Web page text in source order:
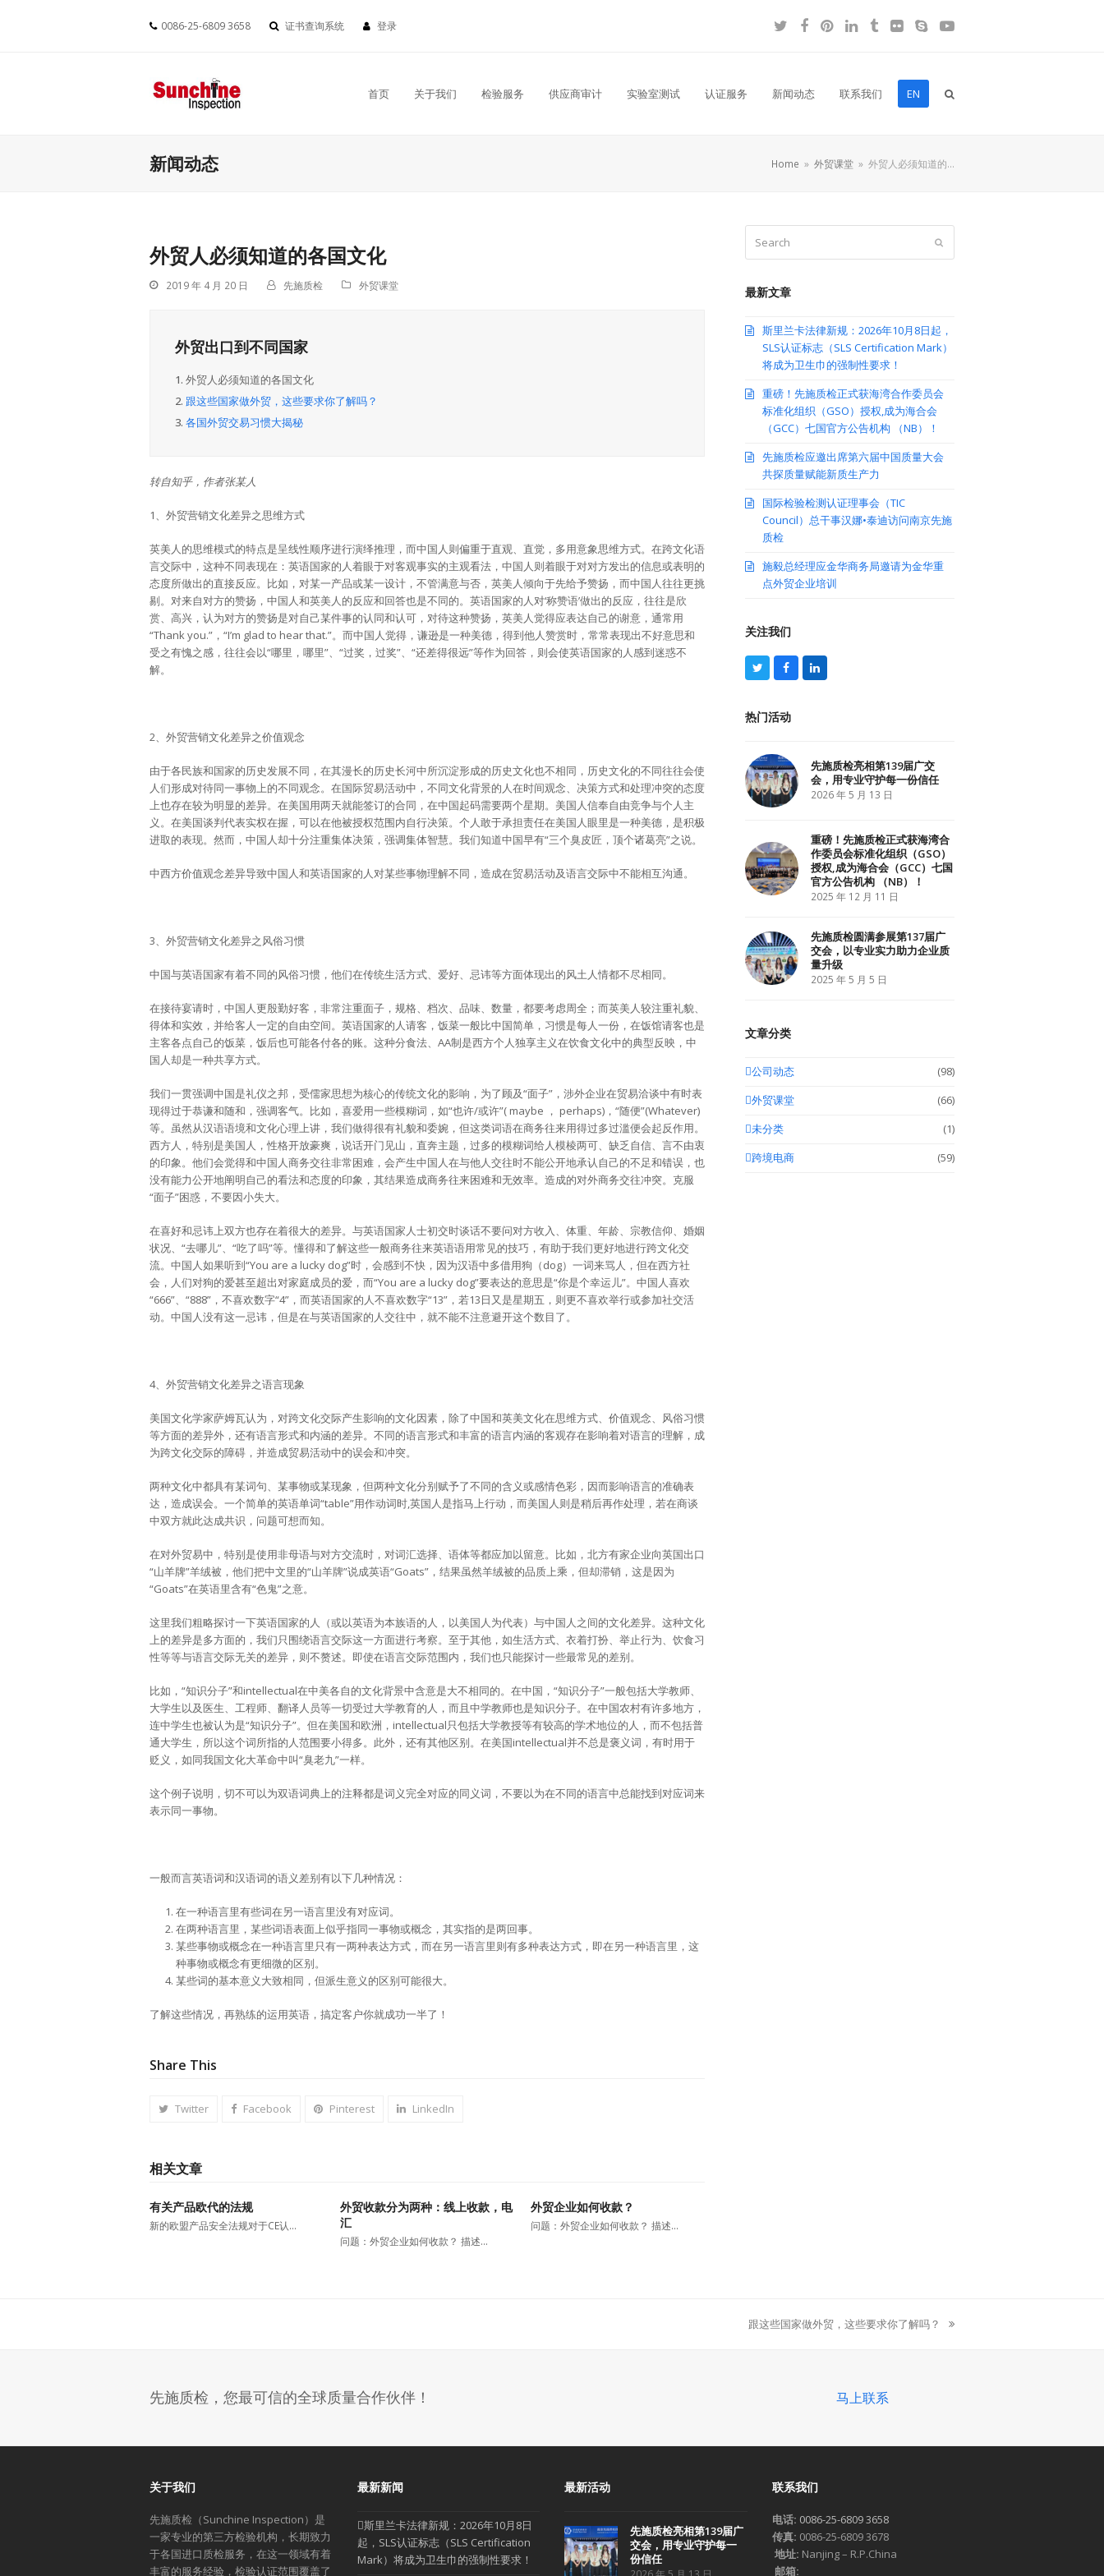
0086-25-6809 3658 证书查询系统 登录 Twitter
Facebook
Pinterest
LinkedIn
Tumblr
FlickrSkypeYouTube
首页 关于我们 检验服务 供应商审计 实验室测试 认证服务 新闻动态 联系我们 EN
新闻动态 Home » 外贸课堂 » 外贸人必须知道的…
外贸人必须知道的各国文化
2019 年 4 月 20 日 先施质检 外贸课堂
外贸出口到不同国家
1. 外贸人必须知道的各国文化
2. 跟这些国家做外贸，这些要求你了解吗？
3. 各国外贸交易习惯大揭秘
转自知乎，作者张某人
1、外贸营销文化差异之思维方式
英美人的思维模式的特点是呈线性顺序进行演绎推理，而中国人则偏重于直观、直觉，多用意象思维方式。在跨文化语
言交际中，这种不同表现在：英语国家的人着眼于对客观事实的主观看法，中国人则着眼于对对方发出的信息或表明的
态度所做出的直接反应。比如，对某一产品或某一设计，不管满意与否，英美人倾向于先给予赞扬，而中国人往往更挑
剔。对来自对方的赞扬，中国人和英美人的反应和回答也是不同的。英语国家的人对‘称赞语’做出的反应，往往是欣
赏、高兴，认为对方的赞扬是对自己某件事的认同和认可，对待这种赞扬，英美人觉得应表达自己的谢意，通常用
“Thank you.”，“I’m glad to hear that.”。而中国人觉得，谦逊是一种美德，得到他人赞赏时，常常表现出不好意思和
受之有愧之感，往往会以“哪里，哪里”、“过奖，过奖”、“还差得很远”等作为回答，则会使英语国家的人感到迷惑不
解。
2、外贸营销文化差异之价值观念
由于各民族和国家的历史发展不同，在其漫长的历史长河中所沉淀形成的历史文化也不相同，历史文化的不同往往会使
人们形成对待同一事物上的不同观念。在国际贸易活动中，不同文化背景的人在时间观念、决策方式和处理冲突的态度
上也存在较为明显的差异。在美国用两天就能签订的合同，在中国起码需要两个星期。美国人信奉自由竞争与个人主
义。在美国谈判代表实权在握，可以在他被授权范围内自行决策。个人敢于承担责任在美国人眼里是一种美德，是积极
进取的表现。然而，中国人却十分注重集体决策，强调集体智慧。我们知道中国早有“三个臭皮匠，顶个诸葛亮”之说。
中西方价值观念差异导致中国人和英语国家的人对某些事物理解不同，造成在贸易活动及语言交际中不能相互沟通。
3、外贸营销文化差异之风俗习惯
中国与英语国家有着不同的风俗习惯，他们在传统生活方式、爱好、忌讳等方面体现出的风土人情都不尽相同。
在接待宴请时，中国人更殷勤好客，非常注重面子，规格、档次、品味、数量，都要考虑周全；而英美人较注重礼貌、
得体和实效，并给客人一定的自由空间。英语国家的人请客，饭菜一般比中国简单，习惯是每人一份，在饭馆请客也是
主客各点自己的饭菜，饭后也可能各付各的账。这种分食法、AA制是西方个人独享主义在饮食文化中的典型反映，中
国人却是一种共享方式。
我们一贯强调中国是礼仪之邦，受儒家思想为核心的传统文化的影响，为了顾及“面子”，涉外企业在贸易洽谈中有时表
现得过于恭谦和随和，强调客气。比如，喜爱用一些模糊词，如“也许/或许”( maybe ， perhaps)，“随便”(Whatever)
等。虽然从汉语语境和文化心理上讲，我们做得很有礼貌和委婉，但这类词语在商务往来用得过多过滥便会起反作用。
西方人，特别是美国人，性格开放豪爽，说话开门见山，直奔主题，过多的模糊词给人模棱两可、缺乏自信、言不由衷
的印象。他们会觉得和中国人商务交往非常困难，会产生中国人在与他人交往时不能公开地承认自己的不足和错误，也
没有能力公开地阐明自己的看法和态度的印象，其结果造成商务往来困难和无效率。造成的对外商务交往冲突。克服
“面子”困惑，不要因小失大。
在喜好和忌讳上双方也存在着很大的差异。与英语国家人士初交时谈话不要问对方收入、体重、年龄、宗教信仰、婚姻
状况、“去哪儿”、“吃了吗”等。懂得和了解这些一般商务往来英语语用常见的技巧，有助于我们更好地进行跨文化交
流。中国人如果听到“You are a lucky dog”时，会感到不快，因为汉语中多借用狗（dog）一词来骂人，但在西方社
会，人们对狗的爱甚至超出对家庭成员的爱，而“You are a lucky dog”要表达的意思是“你是个幸运儿”。中国人喜欢
“666”、“888”，不喜欢数字“4”，而英语国家的人不喜欢数字“13”，若13日又是星期五，则更不喜欢举行或参加社交活
动。中国人没有这一忌讳，但是在与英语国家的人交往中，就不能不注意避开这个数目了。
4、外贸营销文化差异之语言现象
美国文化学家萨姆瓦认为，对跨文化交际产生影响的文化因素，除了中国和英美文化在思维方式、价值观念、风俗习惯
等方面的差异外，还有语言形式和内涵的差异。不同的语言形式和丰富的语言内涵的客观存在影响着对语言的理解，成
为跨文化交际的障碍，并造成贸易活动中的误会和冲突。
两种文化中都具有某词句、某事物或某现象，但两种文化分别赋予了不同的含义或感情色彩，因而影响语言的准确表
达，造成误会。一个简单的英语单词“table”用作动词时,英国人是指马上行动，而美国人则是稍后再作处理，若在商谈
中双方就此达成共识，问题可想而知。
在对外贸易中，特别是使用非母语与对方交流时，对词汇选择、语体等都应加以留意。比如，北方有家企业向英国出口
“山羊牌”羊绒被，他们把中文里的“山羊牌”说成英语“Goats”，结果虽然羊绒被的品质上乘，但却滞销，这是因为
“Goats”在英语里含有“色鬼”之意。
这里我们粗略探讨一下英语国家的人（或以英语为本族语的人，以美国人为代表）与中国人之间的文化差异。这种文化
上的差异是多方面的，我们只围绕语言交际这一方面进行考察。至于其他，如生活方式、衣着打扮、举止行为、饮食习
性等等与语言交际无关的差异，则不赘述。即使在语言交际范围内，我们也只能探讨一些最常见的差别。
比如，“知识分子”和intellectual在中美各自的文化背景中含意是大不相同的。在中国，“知识分子”一般包括大学教师、
大学生以及医生、工程师、翻译人员等一切受过大学教育的人，而且中学教师也是知识分子。在中国农村有许多地方，
连中学生也被认为是“知识分子”。但在美国和欧洲，intellectual只包括大学教授等有较高的学术地位的人，而不包括普
通大学生，所以这个词所指的人范围要小得多。此外，还有其他区别。在美国intellectual并不总是褒义词，有时用于
贬义，如同我国文化大革命中叫“臭老九”一样。
这个例子说明，切不可以为双语词典上的注释都是词义完全对应的同义词，不要以为在不同的语言中总能找到对应词来
表示同一事物。
一般而言英语词和汉语词的语义差别有以下几种情况：
在一种语言里有些词在另一语言里没有对应词。
在两种语言里，某些词语表面上似乎指同一事物或概念，其实指的是两回事。
某些事物或概念在一种语言里只有一两种表达方式，而在另一语言里则有多种表达方式，即在另一种语言里，这
种事物或概念有更细微的区别。
某些词的基本意义大致相同，但派生意义的区别可能很大。
了解这些情况，再熟练的运用英语，搞定客户你就成功一半了！
Share This
Twitter Facebook Pinterest LinkedIn
相关文章
有关产品欧代的法规
新的欧盟产品安全法规对于CE认…
外贸收款分为两种：线上收款，电
汇
问题：外贸企业如何收款？ 描述…
外贸企业如何收款？
问题：外贸企业如何收款？ 描述…
最新文章
斯里兰卡法律新规：2026年10月8日起，
SLS认证标志（SLS Certification Mark）
将成为卫生巾的强制性要求！
重磅！先施质检正式获海湾合作委员会
标准化组织（GSO）授权,成为海合会
（GCC）七国官方公告机构 （NB）！
先施质检应邀出席第六届中国质量大会
共探质量赋能新质生产力
国际检验检测认证理事会（TIC
Council）总干事汉娜•泰迪访问南京先施
质检
施毅总经理应金华商务局邀请为金华重
点外贸企业培训
关注我们
T
w
t
t
F
a
b
L
i
热门活动
先施质检亮相第139届广交
会，用专业守护每一份信任
2026 年 5 月 13 日
重磅！先施质检正式获海湾合
作委员会标准化组织（GSO）
授权,成为海合会（GCC）七国
官方公告机构 （NB）！
2025 年 12 月 11 日
先施质检圆满参展第137届广
交会，以专业实力助力企业质
量升级
2025 年 5 月 5 日
文章分类
公司动态
(98)
外贸课堂
(66)
未分类
(1)
跨境电商
(59)
next
跟这些国家做外贸，这些要求你了解吗？
先施质检，您最可信的全球质量合作伙伴！ 马上联系
关于我们
先施质检（Sunchine Inspection）是
一家专业的第三方检验机构，长期致力
于各国进口质检服务，在这一领域有着
丰富的服务经验，检验认证范围覆盖了
最新新闻
斯里兰卡法律新规：2026年10月8日
起，SLS认证标志（SLS Certification
Mark）将成为卫生巾的强制性要求！
最新活动
先施质检亮相第139届广
交会，用专业守护每一
份信任
联系我们
电话: 0086-25-6809 3658
传真: 0086-25-6809 3678
地址: Nanjing – R.P.China
邮箱: